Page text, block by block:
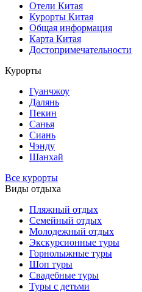
Отели Китая
Курорты Китая
Общая информация
Карта Китая
Достопримечательности
Курорты
Гуанчжоу
Далянь
Пекин
Санья
Сиань
Чэнду
Шанхай
Все курорты
Виды отдыха
Пляжный отдых
Семейный отдых
Молодежный отдых
Экскурсионные туры
Горнолыжные туры
Шоп туры
Свадебные туры
Туры с детьми